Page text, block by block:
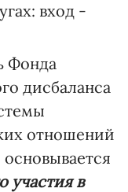
вход -
Фонда
дисбаланса
отношений
участия в